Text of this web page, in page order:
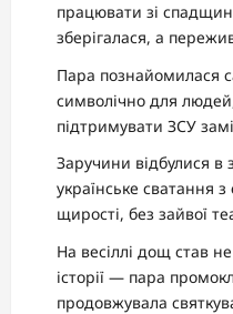
працювати зі
зберігалася, а
Пара познайомилася
символічно для людей,
підтримувати ЗСУ
Заручини відбулися
українське сватання
щирості, без зайвої
На весіллі дощ став
історії — пара
продовжувала